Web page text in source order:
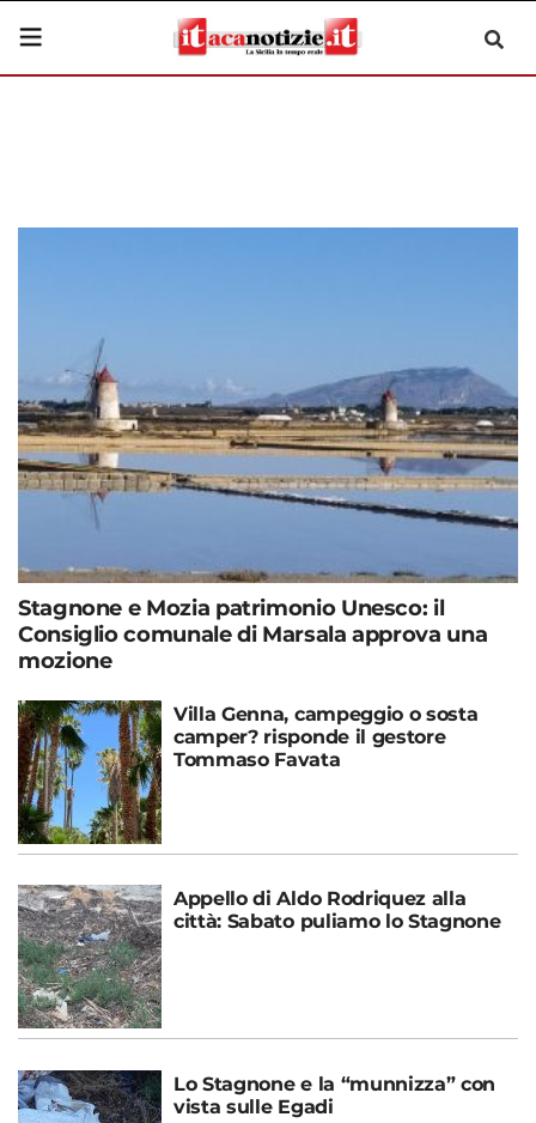
Stagnone e Mozia patrimonio Unesco: il
Consiglio comunale di Marsala approva una
mozione
Villa Genna, campeggio o sosta
camper? risponde il gestore
Tommaso Favata
Appello di Aldo Rodriquez alla
città: Sabato puliamo lo Stagnone
Lo Stagnone e la “munnizza” con
vista sulle Egadi